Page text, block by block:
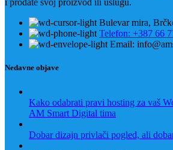
i prodate svoj proizvod ili uslugu.
Bulevar mira,
Telefon: +387 66
Email:
Nedavne objave
Kako odabrati pravi hosting za vaš
AM Smart Digital tima
Dobar dizajn privlači pogled, ali